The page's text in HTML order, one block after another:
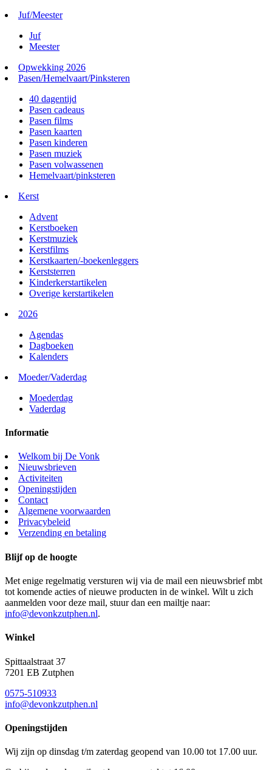
Juf/Meester
Juf
Meester
Opwekking 2026
Pasen/Hemelvaart/Pinksteren
40 dagentijd
Pasen cadeaus
Pasen films
Pasen kaarten
Pasen kinderen
Pasen muziek
Pasen volwassenen
Hemelvaart/pinksteren
Kerst
Advent
Kerstboeken
Kerstmuziek
Kerstfilms
Kerstkaarten/-boekenleggers
Kerststerren
Kinderkerstartikelen
Overige kerstartikelen
2026
Agendas
Dagboeken
Kalenders
Moeder/Vaderdag
Moederdag
Vaderdag
Informatie
Welkom bij De Vonk
Nieuwsbrieven
Activiteiten
Openingstijden
Contact
Algemene voorwaarden
Privacybeleid
Verzending en betaling
Blijf op de hoogte
Met enige regelmatig versturen wij via de mail een nieuwsbrief mbt
tot komende acties of nieuwe producten in de winkel. Wilt u zich
aanmelden voor deze mail, stuur dan een mailtje naar:
info@devonkzutphen.nl.
Winkel
Spittaalstraat 37
7201 EB Zutphen
0575-510933
info@devonkzutphen.nl
Openingstijden
Wij zijn op dinsdag t/m zaterdag geopend van 10.00 tot 17.00 uur.